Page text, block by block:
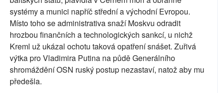
systémy a munici napříč střední a východní Evropou.
Místo toho se administrativa snaží Moskvu odradit
hrozbou finančních a technologických sankcí, u nichž
Kreml už ukázal ochotu taková opatření snášet. Zuřivá
výtka pro Vladimira Putina na půdě Generálního
shromáždění OSN ruský postup nezastaví, natož aby mu
předešla.